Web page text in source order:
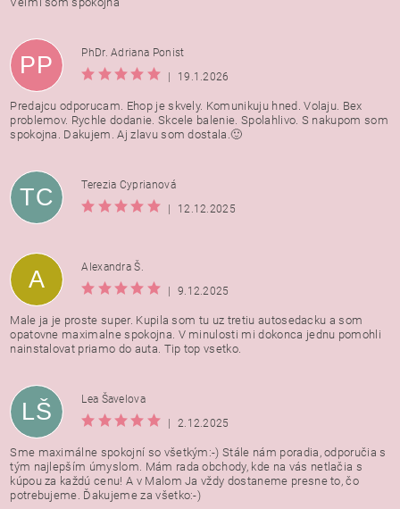
PP
PhDr. Adriana Ponist
|
19.1.2026
Predajcu odporucam. Ehop je skvely. Komunikuju hned. Volaju. Bex
problemov. Rychle dodanie. Skcele balenie. Spolahlivo. S nakupom som
spokojna. Dakujem. Aj zlavu som dostala.🙂
TC
Terezia Cyprianová
|
12.12.2025
A
Alexandra Š.
|
9.12.2025
Male ja je proste super. Kupila som tu uz tretiu autosedacku a som
opatovne maximalne spokojna. V minulosti mi dokonca jednu pomohli
nainstalovat priamo do auta. Tip top vsetko.
LŠ
Lea Šavelova
|
2.12.2025
Sme maximálne spokojní so všetkým:-) Stále nám poradia, odporučia s
tým najlepším úmyslom. Mám rada obchody, kde na vás netlačia s
kúpou za každú cenu! A v Malom Ja vždy dostaneme presne to, čo
potrebujeme. Ďakujeme za všetko:-)